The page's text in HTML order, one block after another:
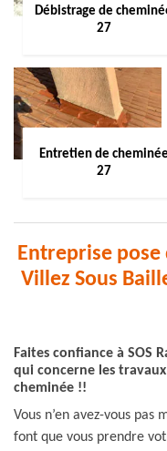
Débistrage de
27
Entretien de cheminée
27
Entreprise pose
Villez Sous
Faites confiance à SOS
qui concerne les
cheminée !!
Vous n’en avez-vous
font que vous prendre